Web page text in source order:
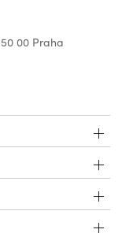
00 Praha